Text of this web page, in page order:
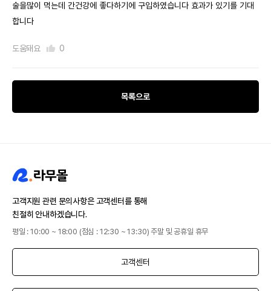
술을많이 먹는데 간건강에 좋다하기에 구입하였습니다 효과가 있기를 기대
합니다
도움돼요 0
목록으로
고객지원 관련 문의사항은 고객센터를 통해
친절히 안내하겠습니다.
평일 : 10:00 ~ 18:00 (점심 : 12:30 ~ 13:30) 주말 및 공휴일 휴무
고객센터